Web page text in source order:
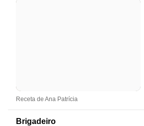
Receta de Ana Patrícia
Brigadeiro